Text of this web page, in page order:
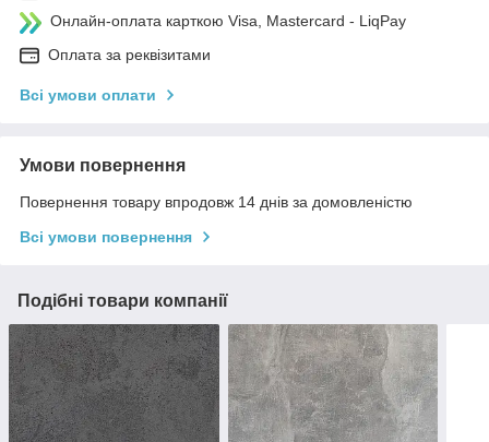
Онлайн-оплата карткою Visa, Mastercard - LiqPay
Оплата за реквізитами
Всі умови оплати
Умови повернення
Повернення товару впродовж 14 днів за домовленістю
Всі умови повернення
Подібні товари компанії